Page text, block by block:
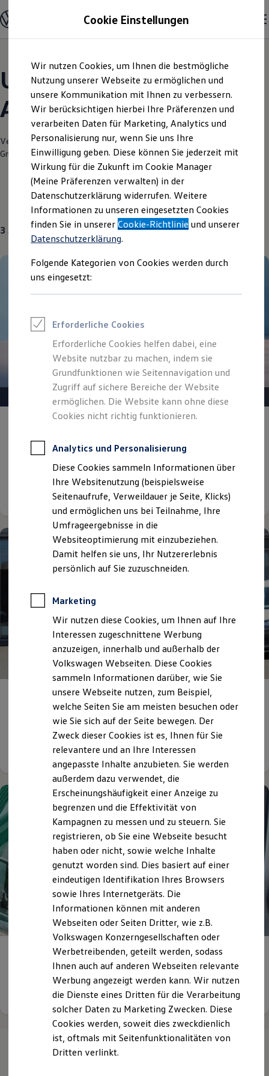
Hauptinhalt
springen
Footer
springen
Modelle und Konfigurator
Konfigurator
Modelle vergleichen
Elektroautos
ENERGY Sondermodelle
Nutzfahrzeuge
SUV und CUV
Familienautos
Kombis
Kompaktwagen
Sportwagen
Schnell verfügbare Fahrzeuge
Angebote und Produkte
Aktuelle Angebote
E-Auto-Förderung
Volkswagen Marktplatz
Die ENERGY Sondermodelle
Junge Gebrauchtwagen und Gebrauchtwagen
Volkswagen Zertifizierte Gebrauchtwagen
Elektromobilität bei Gebrauchtwagen
Saisonangebote
Reifenpakete
Leasing
Leasing-Angebote
Elektroauto Leasing
Kleinwagen-Leasing
Leasing ohne Anzahlung
Finanzierung
Autokredit mit Schlussrate
Versicherungen und Garantien
Kfz-Versicherung
Restschuldversicherungen
Garantien
Professional Class bei Volkswagen
Behörden
Direktkunden
Sonderfahrzeuge
Anpfiff zum Gewinn
Elektromobilität
Elektroautos
ID. Tutorials
Elektrofahrzeugkonzepte
ID. EVERY1
Reichweite
Rekuperation
Laden unterwegs
Laden Zuhause
Ladestationen finden
Ladezeitensimulator
Batterie
Sicherheit
Nachhaltigkeit
Technologie
Kosten und Kauf
Kaufoptionen
E-Auto-Förderung
Software und Konnektivität
Die ID. Software 6
ID. Software Versionen und Updates
Digitale Extras
Schnittstellen zu Ihrem ID.
Hybridautos
Marke und Erlebnis
Volkswagen R und R Experience
R-Modelle
R Experience
Driving Experience
Volkswagen entdecken
Werkbesichtigung
Lifestyle Shop
T-Roc Kollektion
Golf Kollektion
ID. Kollektion
Volkswagen Kollektion
R-Kollektion
GTI Kollektion
Fußball Drop
we drive football
#wedriveproud
Besitzer und Service
Software Updates
Service und Ersatzteile
Unsere aktuellen
Angebote und mehr
Verantwortlich für die Inhalte auf dieser Seite ist die Autohaus Südring
GmbH
Impressum & Rechtliches)
3 Angebote
Gepflegt, geprüft und für gut befunden.
Volkswagen Zertifizierte
Gebrauchtwagen.
Details ansehen
Ein Familienunternehmen mit
Bodenhaftung und Innovationskraft
Details ansehen
Willkommen beim Autohaus Südring
Details ansehen
Cookie Einstellungen
Wir nutzen Cookies, um Ihnen die bestmögliche
Nutzung unserer Webseite zu ermöglichen und
unsere Kommunikation mit Ihnen zu verbessern.
Wir berücksichtigen hierbei Ihre Präferenzen und
verarbeiten Daten für Marketing, Analytics und
Personalisierung nur, wenn Sie uns Ihre
Einwilligung geben. Diese können Sie jederzeit mit
Wirkung für die Zukunft im Cookie Manager
(Meine Präferenzen verwalten) in der
Datenschutzerklärung widerrufen. Weitere
Informationen zu unseren eingesetzten Cookies
finden Sie in unsererCookie-Richtlinie und unserer
Datenschutzerklärung.
Folgende Kategorien von Cookies werden durch
uns eingesetzt:
Erforderliche Cookies
Erforderliche Cookies helfen dabei, eine
Website nutzbar zu machen, indem sie
Grundfunktionen wie Seitennavigation und
Zugriff auf sichere Bereiche der Website
ermöglichen. Die Website kann ohne diese
Cookies nicht richtig funktionieren.
Analytics und Personalisierung
Diese Cookies sammeln Informationen über
Ihre Websitenutzung (beispielsweise
Seitenaufrufe, Verweildauer je Seite, Klicks)
und ermöglichen uns bei Teilnahme, Ihre
Umfrageergebnisse in die
Websiteoptimierung mit einzubeziehen.
Damit helfen sie uns, Ihr Nutzererlebnis
persönlich auf Sie zuzuschneiden.
Marketing
Wir nutzen diese Cookies, um Ihnen auf Ihre
Interessen zugeschnittene Werbung
anzuzeigen, innerhalb und außerhalb der
Volkswagen Webseiten. Diese Cookies
sammeln Informationen darüber, wie Sie
unsere Webseite nutzen, zum Beispiel,
welche Seiten Sie am meisten besuchen oder
wie Sie sich auf der Seite bewegen. Der
Zweck dieser Cookies ist es, Ihnen für Sie
relevantere und an Ihre Interessen
angepasste Inhalte anzubieten. Sie werden
außerdem dazu verwendet, die
Erscheinungshäufigkeit einer Anzeige zu
begrenzen und die Effektivität von
Kampagnen zu messen und zu steuern. Sie
registrieren, ob Sie eine Webseite besucht
haben oder nicht, sowie welche Inhalte
genutzt worden sind. Dies basiert auf einer
eindeutigen Identifikation Ihres Browsers
sowie Ihres Internetgeräts. Die
Informationen können mit anderen
Webseiten oder Seiten Dritter, wie z.B.
Volkswagen Konzerngesellschaften oder
Werbetreibenden, geteilt werden, sodass
Ihnen auch auf anderen Webseiten relevante
Werbung angezeigt werden kann. Wir nutzen
die Dienste eines Dritten für die Verarbeitung
solcher Daten zu Marketing Zwecken. Diese
Cookies werden, soweit dies zweckdienlich
ist, oftmals mit Seitenfunktionalitäten von
Dritten verlinkt.